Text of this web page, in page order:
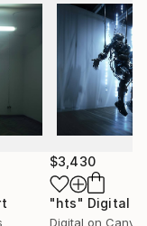
$3,430
"hts" Digital
Digital on